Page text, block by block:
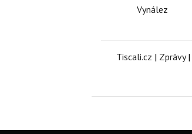
Vynález
Tiscali.cz | Zprávy|